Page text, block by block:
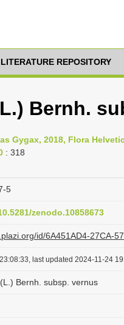
REPOSITORY
Bernh.
Gygax, 2018, Flora
: 318
5
zenodo.10858673
id/6A451AD4-27CA-
last updated 2024-11-24
Bernh. subsp. vernus